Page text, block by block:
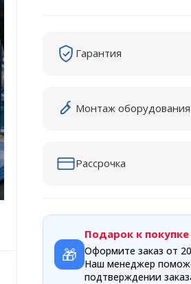
Гарантия
Монтаж оборудования
Рассрочка
🎁
Подарок к покупке
Оформите заказ от
Наш менеджер
подтверждении